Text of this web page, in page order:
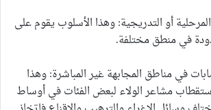
أو التدريجية: وهذا الأسلوب يقوم على
في منطق مختلفة.
في مناطق المجابهة غير المباشرة: وهذا
مشاعر الولاء لبعض الفئات في أوساط